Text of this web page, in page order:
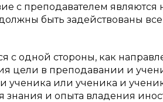
с преподавателем
быть задействованы
с одной стороны, как
цели в преподавании и
ученика или ученика и
знания и опыта владения